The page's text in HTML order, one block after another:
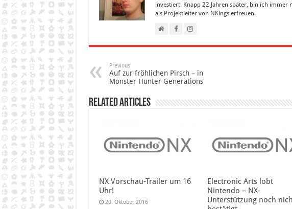
investiert. Knapp 22 Jahren später, bin ich
als Projektleiter von NKings erfreuen.
Previous
Auf zur fröhlichen Pirsch – in
Monster Hunter Generations
Related Articles
NX Vorschau-Trailer um 16
Uhr!
20. Oktober 2016
Electronic Arts lobt
Nintendo – NX-
Unterstützung noch